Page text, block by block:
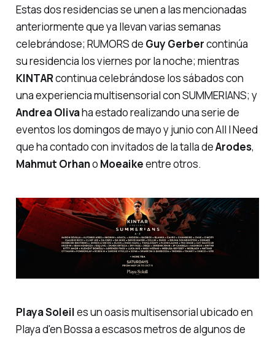
Estas dos residencias se unen a las mencionadas
anteriormente que ya llevan varias semanas
celebrándose; RUMORSde Guy Gerbercontinúa
su residencia los viernes por la noche; mientras
KINTARcontinua celebrándose los sábados con
una experiencia multisensorial conSUMMERIANS; y
Andrea Olivaha estado realizando una serie de
eventos los domingos de mayo y junio conAll I Need
que ha contado con invitados de la talla deArodes,
Mahmut Orhano Moeaikeentre otros.
Playa Soleiles un oasis multisensorial ubicado en
Playa d'en Bossa a escasos metros de algunos de